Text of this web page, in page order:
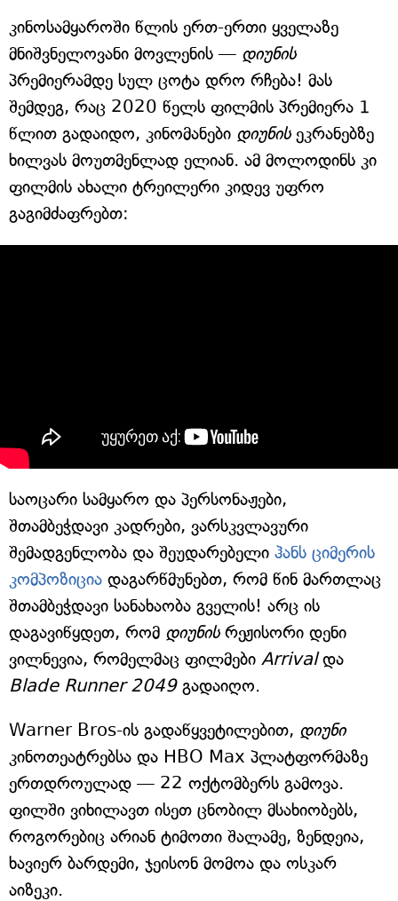
კინოსამყაროში წლის ერთ-ერთი ყველაზე
მნიშვნელოვანი მოვლენის — დიუნის
პრემიერამდე სულ ცოტა დრო რჩება! მას
შემდეგ, რაც 2020 წელს ფილმის პრემიერა 1
წლით გადაიდო, კინომანები დიუნისეკრანებზე
ხილვას მოუთმენლად ელიან. ამ მოლოდინს კი
ფილმის ახალი ტრეილერი კიდევ უფრო
გაგიმძაფრებთ:
საოცარი სამყარო და პერსონაჟები,
შთამბეჭდავი კადრები, ვარსკვლავური
შემადგენლობა და შეუდარებელი ჰანს ციმერის
კომპოზიცია დაგარწმუნებთ, რომ წინ მართლაც
შთამბეჭდავი სანახაობა გველის! არც ის
დაგავიწყდეთ, რომ დიუნისრეჟისორი დენი
ვილნევია, რომელმაც ფილმები Arrivalდა
Blade Runner 2049გადაიღო.
Warner Bros-ის გადაწყვეტილებით, დიუნი
კინოთეატრებსა და HBO Max პლატფორმაზე
ერთდროულად — 22 ოქტომბერს გამოვა.
ფილში ვიხილავთ ისეთ ცნობილ მსახიობებს,
როგორებიც არიან ტიმოთი შალამე, ზენდეია,
ხავიერ ბარდემი, ჯეისონ მომოა და ოსკარ
აიზეკი.